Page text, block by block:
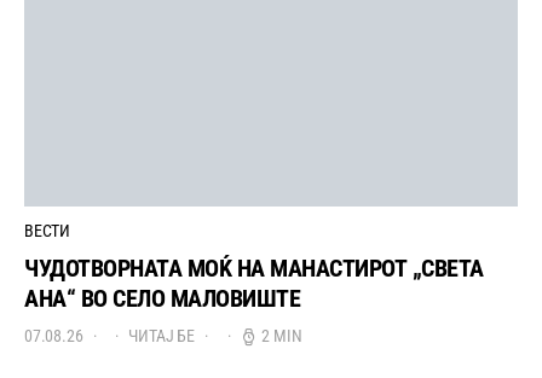
ВЕСТИ
ЧУДОТВОРНАТА МОЌ НА МАНАСТИРОТ „СВЕТА
АНА“ ВО СЕЛО МАЛОВИШТЕ
07.08.26 ЧИТАЈ БЕ 2 MIN